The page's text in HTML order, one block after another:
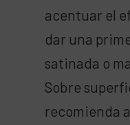
acentuar el
dar una
satinada o
Sobre
recomienda